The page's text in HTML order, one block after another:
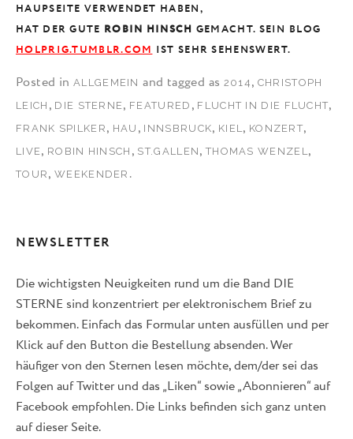
HAUPSEITE VERWENDET HABEN,
HAT DER GUTE ROBIN HINSCH GEMACHT. SEIN BLOG
HOLPRIG.TUMBLR.COM IST SEHR SEHENSWERT.
Posted in ALLGEMEIN and tagged as 2014 , CHRISTOPH
LEICH , DIE STERNE , FEATURED , FLUCHT IN DIE FLUCHT,
FRANK SPILKER , HAU , INNSBRUCK, KIEL , KONZERT,
LIVE , ROBIN HINSCH , ST.GALLEN ,THOMAS WENZEL ,
TOUR ,WEEKENDER .
NEWSLETTER
Die wichtigsten Neuigkeiten rund um die Band DIE
STERNE sind konzentriert per elektronischem Brief zu
bekommen. Einfach das Formular unten ausfüllen und per
Klick auf den Button die Bestellung absenden. Wer
häufiger von den Sternen lesen möchte, dem/der sei das
Folgen auf Twitter und das „Liken“ sowie „Abonnieren“ auf
Facebook empfohlen. Die Links befinden sich ganz unten
auf dieser Seite.